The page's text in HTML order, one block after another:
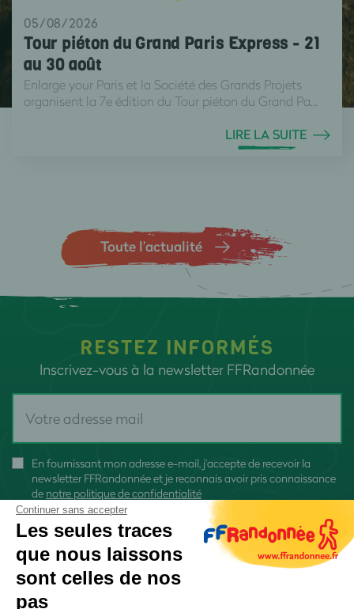
05/08/2026
Tour piéton du Grand Paris Express - 21
au 30 août
Enlarge your Paris et la Société des Grands Projets
organisent la 7e édition du Tour piéton du Grand Pa...
LIRE LA SUITE
Toute l’actualité
RESTEZ INFORMÉS
Inscrivez-vous à la newsletter FFRandonnée
En fournissant mon adresse e-mail, j'accepte de recevoir la
newsletter FFRandonnée et je reconnais avoir pris connaissance
de notre politique de confidentialité
Continuer sans accepter
Les seules traces
que nous laissons
sont celles de nos
pas